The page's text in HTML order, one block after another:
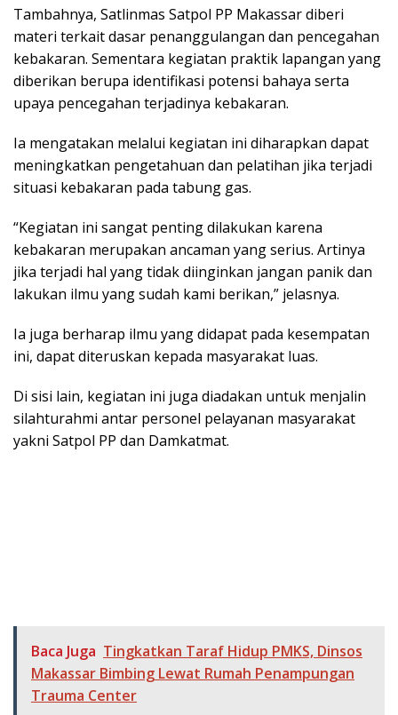
Tambahnya, Satlinmas Satpol PP Makassar diberi
materi terkait dasar penanggulangan dan pencegahan
kebakaran. Sementara kegiatan praktik lapangan yang
diberikan berupa identifikasi potensi bahaya serta
upaya pencegahan terjadinya kebakaran.
Ia mengatakan melalui kegiatan ini diharapkan dapat
meningkatkan pengetahuan dan pelatihan jika terjadi
situasi kebakaran pada tabung gas.
“Kegiatan ini sangat penting dilakukan karena
kebakaran merupakan ancaman yang serius. Artinya
jika terjadi hal yang tidak diinginkan jangan panik dan
lakukan ilmu yang sudah kami berikan,” jelasnya.
Ia juga berharap ilmu yang didapat pada kesempatan
ini, dapat diteruskan kepada masyarakat luas.
Di sisi lain, kegiatan ini juga diadakan untuk menjalin
silahturahmi antar personel pelayanan masyarakat
yakni Satpol PP dan Damkatmat.
Baca Juga Tingkatkan Taraf Hidup PMKS, Dinsos
Makassar Bimbing Lewat Rumah Penampungan
Trauma Center